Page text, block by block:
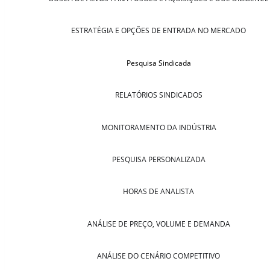
ESTRATÉGIA E OPÇÕES DE ENTRADA NO MERCADO
Pesquisa Sindicada
RELATÓRIOS SINDICADOS
MONITORAMENTO DA INDÚSTRIA
PESQUISA PERSONALIZADA
HORAS DE ANALISTA
ANÁLISE DE PREÇO, VOLUME E DEMANDA
ANÁLISE DO CENÁRIO COMPETITIVO